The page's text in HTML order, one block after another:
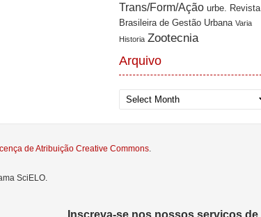
Trans/Form/Ação urbe. Revista
Brasileira de Gestão Urbana Varia
Historia Zootecnia
Arquivo
Arquivo
de Atribuição Creative Commons.
SciELO.
Inscreva-se nos nossos serviços de